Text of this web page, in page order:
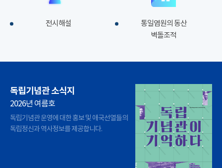
전시해설
통일염원의 동산
벽돌조적
독립기념관 소식지
2026년 여름호
독립기념관 운영에 대한 홍보 및 애국선열들의
독립정신과 역사정보를 제공합니다.